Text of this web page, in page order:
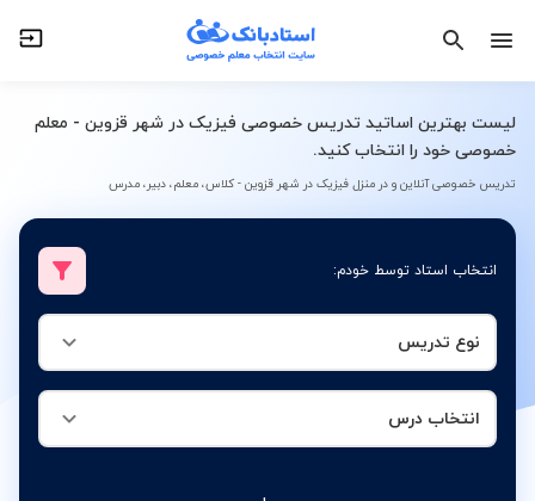
لیست بهترین اساتید تدریس خصوصی فیزیک در شهر قزوین - معلم
خصوصی خود را انتخاب کنید.
تدریس خصوصی آنلاین و در منزل فیزیک در شهر قزوین - کلاس، معلم، دبیر، مدرس
انتخاب استاد توسط خودم:
نوع تدریس
انتخاب درس
انتخاب درس